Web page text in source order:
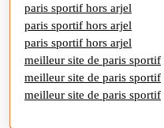
paris sportif hors arjel
paris sportif hors arjel
paris sportif hors arjel
meilleur site de paris sportif
meilleur site de paris sportif
meilleur site de paris sportif